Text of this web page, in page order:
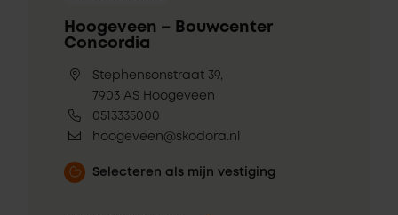
Hoogeveen – Bouwcenter
Concordia
Stephensonstraat 39,
7903 AS Hoogeveen
0513335000
hoogeveen@skodora.nl
Selecteren als mijn vestiging